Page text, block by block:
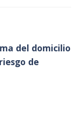
del domicilio
de